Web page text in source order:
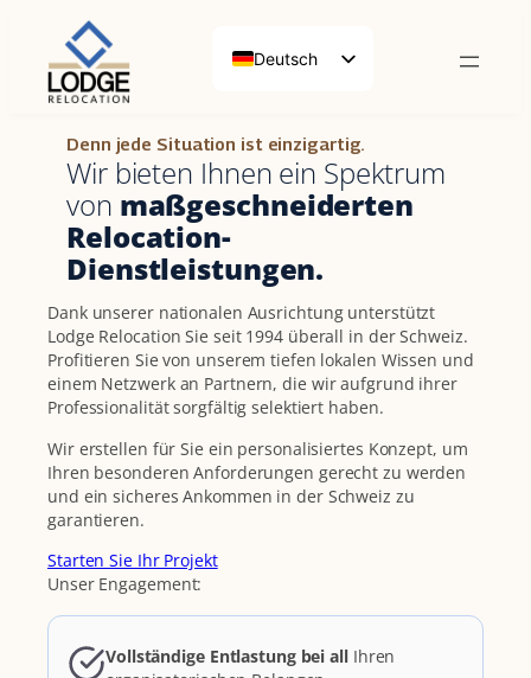
Deutsch
English (UK)
Denn jede Situation ist einzigartig.
Wir bieten Ihnen ein Spektrum
von maßgeschneiderten
Relocation-
Dienstleistungen.
Dank unserer nationalen Ausrichtung unterstützt
Lodge Relocation Sie seit 1994 überall in der Schweiz.
Profitieren Sie von unserem tiefen lokalen Wissen und
einem Netzwerk an Partnern, die wir aufgrund ihrer
Professionalität sorgfältig selektiert haben.
Wir erstellen für Sie ein personalisiertes Konzept, um
Ihren besonderen Anforderungen gerecht zu werden
und ein sicheres Ankommen in der Schweiz zu
garantieren.
Starten Sie Ihr Projekt
Unser Engagement:
Vollständige Entlastung bei allIhren